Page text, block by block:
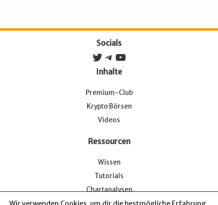
Socials
Twitter
Telegram
YouTube
Inhalte
Premium-Club
Krypto Börsen
Videos
Ressourcen
Wissen
Tutorials
Chartanalysen